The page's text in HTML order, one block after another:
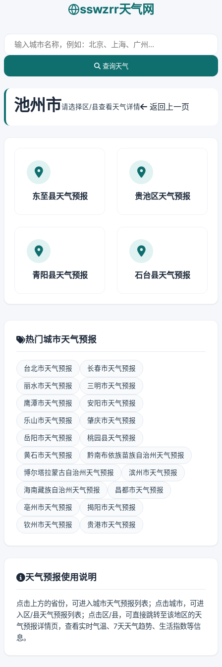
sswzrr天气网
查询天气
池州市请选择区/县查看天气详情 返回上一页
东至县天气预报 贵池区天气预报
青阳县天气预报 石台县天气预报
热门城市天气预报
台北市天气预报 长春市天气预报
丽水市天气预报 三明市天气预报
鹰潭市天气预报 安阳市天气预报
乐山市天气预报 肇庆市天气预报
岳阳市天气预报 桃园县天气预报
黄石市天气预报 黔南布依族苗族自治州天气预报
博尔塔拉蒙古自治州天气预报 滨州市天气预报
海南藏族自治州天气预报 昌都市天气预报
亳州市天气预报 揭阳市天气预报
钦州市天气预报 贵港市天气预报
天气预报使用说明
点击上方的省份，可进入城市天气预报列表；点击城市，可进
入区/县天气预报列表；点击区/县，可直接跳转至该地区的天
气预报详情页，查看实时气温、7天天气趋势、生活指数等信
息。